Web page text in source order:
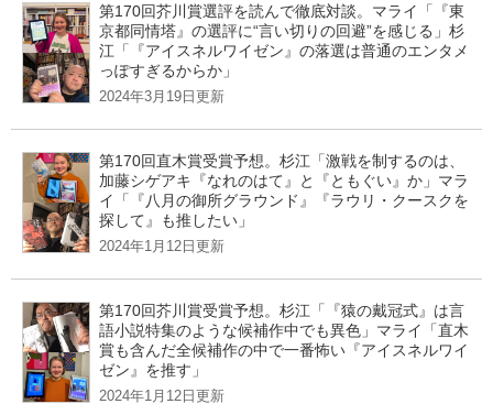
第170回芥川賞選評を読んで徹底対談。マライ「『東
京都同情塔』の選評に“言い切りの回避”を感じる」杉
江「『アイスネルワイゼン』の落選は普通のエンタメ
っぽすぎるからか」
2024年3月19日更新
第170回直木賞受賞予想。杉江「激戦を制するのは、
加藤シゲアキ『なれのはて』と『ともぐい』か」マラ
イ「『八月の御所グラウンド』『ラウリ・クースクを
探して』も推したい」
2024年1月12日更新
第170回芥川賞受賞予想。杉江「『猿の戴冠式』は言
語小説特集のような候補作中でも異色」マライ「直木
賞も含んだ全候補作の中で一番怖い『アイスネルワイ
ゼン』を推す」
2024年1月12日更新